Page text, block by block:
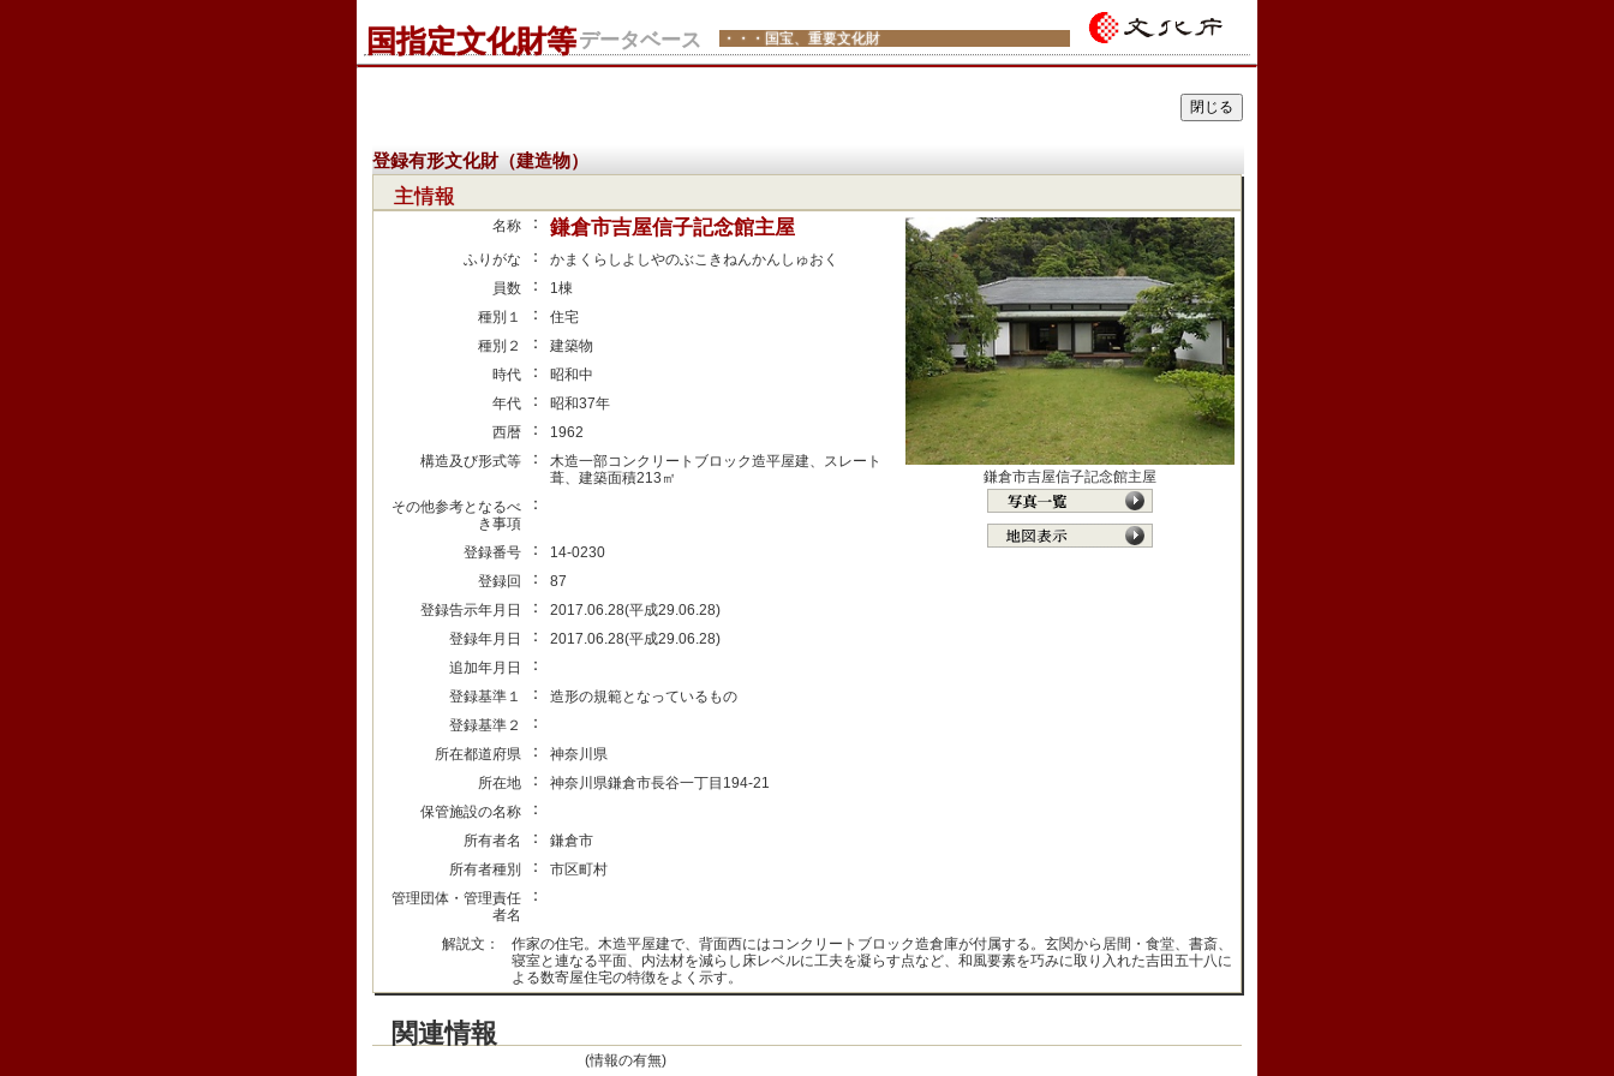
国指定文化財等データベース ・・・国宝、重要文化財
登録有形文化財（建造物）
主情報
名称 ： 鎌倉市吉屋信子記念館主屋
ふりがな ：
かまくらしよしやのぶこきねんかんしゅおく
員数
：
1棟
種別１
：
住宅
種別２
：
建築物
時代
：
昭和中
年代
：
昭和37年
西暦
：
1962
構造及び形式等
：
木造一部コンクリートブロック造平屋建、スレート
葺、建築面積213㎡
その他参考となるべ
き事項
：
登録番号 ：
14-0230
登録回
：
87
登録告示年月日
：
2017.06.28(平成29.06.28)
登録年月日
：
2017.06.28(平成29.06.28)
追加年月日
：
登録基準１ ：
造形の規範となっているもの
登録基準２
：
所在都道府県 ：
神奈川県
所在地
：
神奈川県鎌倉市長谷一丁目194-21
保管施設の名称
：
所有者名 ：
鎌倉市
所有者種別
：
市区町村
管理団体・管理責任
者名
：
鎌倉市吉屋信子記念館主屋
解説文：
作家の住宅。木造平屋建で、背面西にはコンクリートブロック造倉庫が付属する。玄関から居間・食堂、書斎、
寝室と連なる平面、内法材を減らし床レベルに工夫を凝らす点など、和風要素を巧みに取り入れた吉田五十八に
よる数寄屋住宅の特徴をよく示す。
関連情報
(情報の有無)